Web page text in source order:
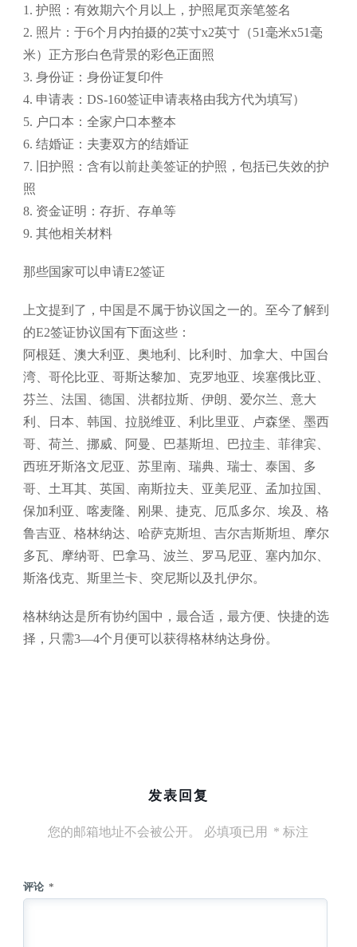
1. 护照：有效期六个月以上，护照尾页亲笔签名
2. 照片：于6个月内拍摄的2英寸x2英寸（51毫米x51毫
米）正方形白色背景的彩色正面照
3. 身份证：身份证复印件
4. 申请表：DS-160签证申请表格由我方代为填写）
5. 户口本：全家户口本整本
6. 结婚证：夫妻双方的结婚证
7. 旧护照：含有以前赴美签证的护照，包括已失效的护
照
8. 资金证明：存折、存单等
9. 其他相关材料
那些国家可以申请E2签证
上文提到了，中国是不属于协议国之一的。至今了解到
的E2签证协议国有下面这些：
阿根廷、澳大利亚、奥地利、比利时、加拿大、中国台
湾、哥伦比亚、哥斯达黎加、克罗地亚、埃塞俄比亚、
芬兰、法国、德国、洪都拉斯、伊朗、爱尔兰、意大
利、日本、韩国、拉脱维亚、利比里亚、卢森堡、墨西
哥、荷兰、挪威、阿曼、巴基斯坦、巴拉圭、菲律宾、
西班牙斯洛文尼亚、苏里南、瑞典、瑞士、泰国、多
哥、土耳其、英国、南斯拉夫、亚美尼亚、孟加拉国、
保加利亚、喀麦隆、刚果、捷克、厄瓜多尔、埃及、格
鲁吉亚、格林纳达、哈萨克斯坦、吉尔吉斯斯坦、摩尔
多瓦、摩纳哥、巴拿马、波兰、罗马尼亚、塞内加尔、
斯洛伐克、斯里兰卡、突尼斯以及扎伊尔。
格林纳达是所有协约国中，最合适，最方便、快捷的选
择，只需3—4个月便可以获得格林纳达身份。
发表回复
您的邮箱地址不会被公开。 必填项已用 * 标注
评论 *